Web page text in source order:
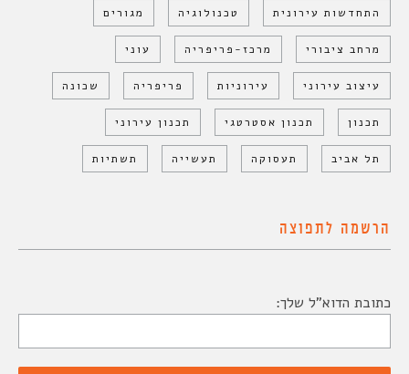
התחדשות עירונית טכנולוגיה מגורים
מרחב ציבורי מרכז-פריפריה עוני
עיצוב עירוני עירוניות פריפריה שכונה
תכנון תכנון אסטרטגי תכנון עירוני
תל אביב תעסוקה תעשייה תשתיות
הרשמה לתפוצה
כתובת הדוא"ל שלך: